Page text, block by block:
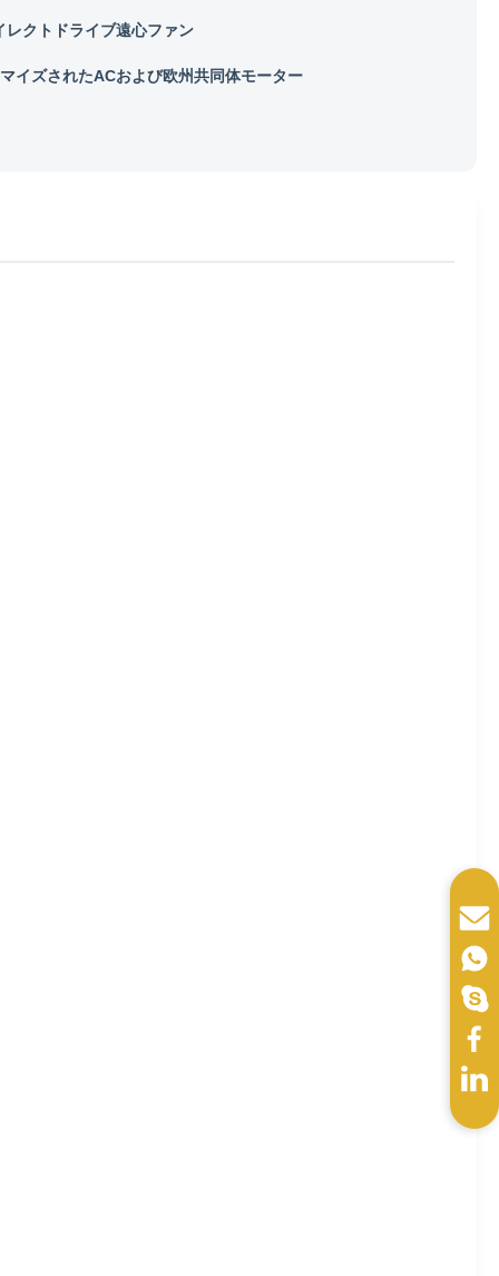
レクトドライブ遠心ファン
イズされたACおよび欧州共同体モーター